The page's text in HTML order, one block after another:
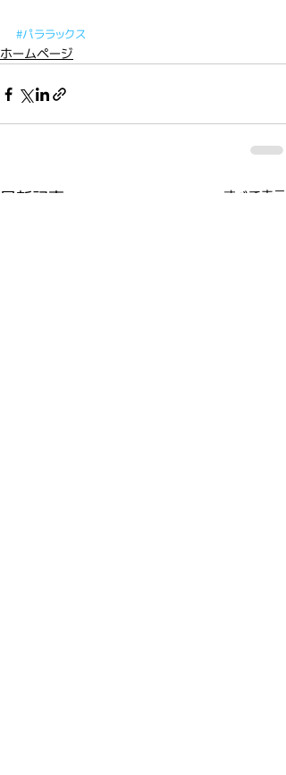
#パララックス
ホームページ
最新記事 すべて表示